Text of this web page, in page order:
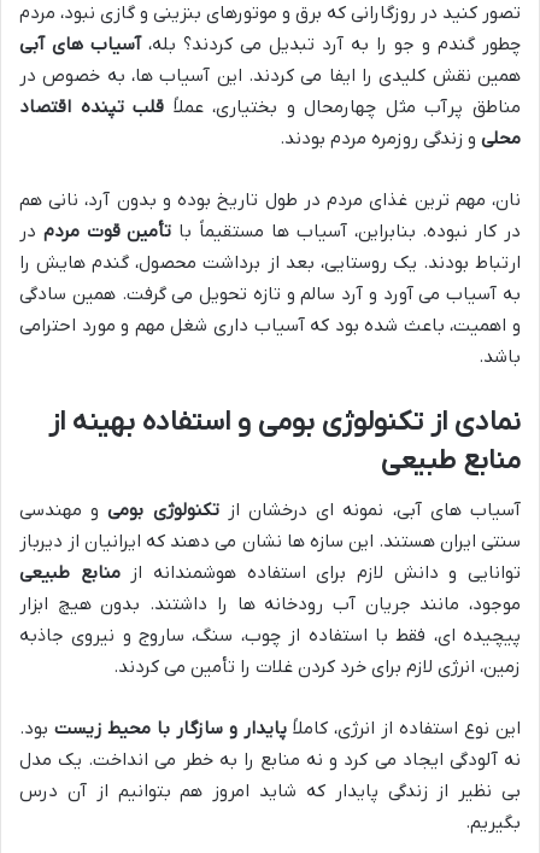
تصور کنید در روزگارانی که برق و موتورهای بنزینی و گازی نبود، مردم
چطور گندم و جو را به آرد تبدیل می کردند؟ بله،آسیاب های آبی
همین نقش کلیدی را ایفا می کردند. این آسیاب ها، به خصوص در
مناطق پرآب مثل چهارمحال و بختیاری، عملاً قلب تپنده اقتصاد
محلی و زندگی روزمره مردم بودند.
نان، مهم ترین غذای مردم در طول تاریخ بوده و بدون آرد، نانی هم
در کار نبوده. بنابراین، آسیاب ها مستقیماً با تأمین قوت مردم در
ارتباط بودند. یک روستایی، بعد از برداشت محصول، گندم هایش را
به آسیاب می آورد و آرد سالم و تازه تحویل می گرفت. همین سادگی
و اهمیت، باعث شده بود که آسیاب داری شغل مهم و مورد احترامی
باشد.
نمادی از تکنولوژی بومی و استفاده بهینه از
منابع طبیعی
آسیاب های آبی، نمونه ای درخشان ازتکنولوژی بومیو مهندسی
سنتی ایران هستند. این سازه ها نشان می دهند که ایرانیان از دیرباز
توانایی و دانش لازم برای استفاده هوشمندانه ازمنابع طبیعی
موجود، مانند جریان آب رودخانه ها را داشتند. بدون هیچ ابزار
پیچیده ای، فقط با استفاده از چوب، سنگ، ساروج و نیروی جاذبه
زمین، انرژی لازم برای خرد کردن غلات را تأمین می کردند.
این نوع استفاده از انرژی، کاملاً پایدار و سازگار با محیط زیست بود.
نه آلودگی ایجاد می کرد و نه منابع را به خطر می انداخت. یک مدل
بی نظیر از زندگی پایدار که شاید امروز هم بتوانیم از آن درس
بگیریم.